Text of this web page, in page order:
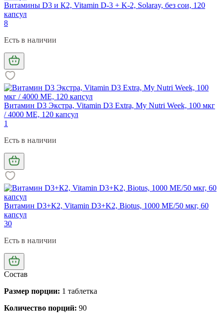
Витамины D3 и К2, Vitamin D-3 + K-2, Solaray, без сои, 120
капсул
8
Есть в наличии
Витамин D3 Экстра, Vitamin D3 Extra, My Nutri Week, 100 мкг
/ 4000 МЕ, 120 капсул
1
Есть в наличии
Витамин D3+К2, Vitamin D3+K2, Biotus, 1000 МЕ/50 мкг, 60
капсул
30
Есть в наличии
Состав
Размер порции: 1 таблетка
Количество порций: 90